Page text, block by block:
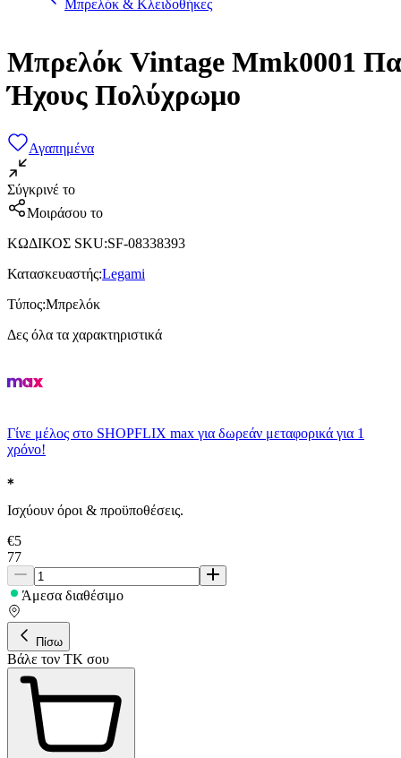
Μπρελόκ & Κλειδοθήκες
Μπρελόκ Vintage Mmk0001
Ήχους Πολύχρωμο
Αγαπημένα
Σύγκρινέ το
Μοιράσου το
ΚΩΔΙΚΟΣ SKU:SF-08338393
Κατασκευαστής:Legami
Τύπος:Μπρελόκ
Δες όλα τα χαρακτηριστικά
Γίνε μέλος στο SHOPFLIX max για δωρεάν μεταφορικά για 1
χρόνο!
Ισχύουν όροι & προϋποθέσεις.
€5
77
Άμεσα διαθέσιμο
Πίσω
Βάλε τον ΤΚ σου